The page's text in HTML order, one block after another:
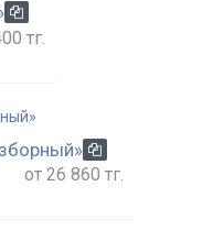
тг.
от 26 860 тг.